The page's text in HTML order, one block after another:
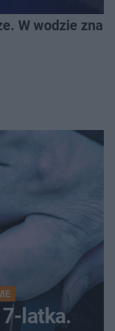
W wodzie
latka.